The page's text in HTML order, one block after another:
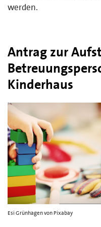
werden.
Antrag zur
Kinderhaus
Esi Grünhagen von Pixabay